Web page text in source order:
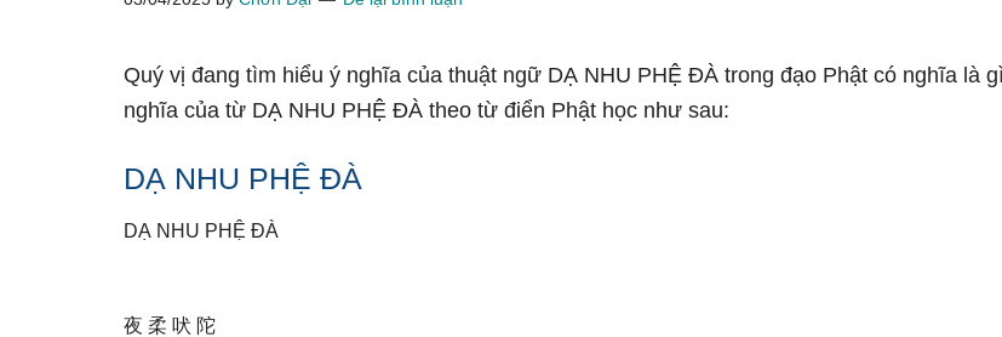
Quý vị đang tìm hiểu ý nghĩa của thuật ngữ DẠ NHU PHỆ ĐÀ trong đạo Phật có nghĩa là
nghĩa của từ DẠ NHU PHỆ ĐÀ theo từ điển Phật học như sau:
DẠ NHU PHỆ ĐÀ
DẠ NHU PHỆ ĐÀ
夜 柔 吠 陀